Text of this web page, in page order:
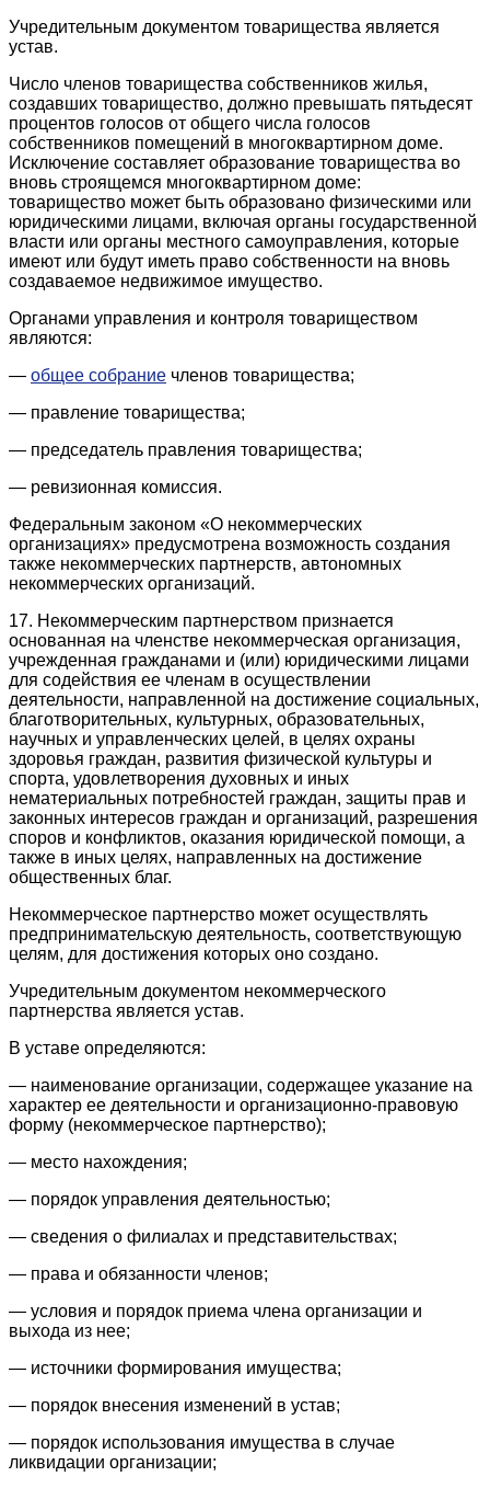
Учредительным документом товарищества является
устав.
Число членов товарищества собственников жилья,
создавших товарищество, должно превышать пятьдесят
процентов голосов от общего числа голосов
собственников помещений в многоквартирном доме.
Исключение составляет образование товарищества во
вновь строящемся многоквартирном доме:
товарищество может быть образовано физическими или
юридическими лицами, включая органы государственной
власти или органы местного самоуправления, которые
имеют или будут иметь право собственности на вновь
создаваемое недвижимое имущество.
Органами управления и контроля товариществом
являются:
— общее собрание членов товарищества;
— правление товарищества;
— председатель правления товарищества;
— ревизионная комиссия.
Федеральным законом «О некоммерческих
организациях» предусмотрена возможность создания
также некоммерческих партнерств, автономных
некоммерческих организаций.
17. Некоммерческим партнерством признается
основанная на членстве некоммерческая организация,
учрежденная гражданами и (или) юридическими лицами
для содействия ее членам в осуществлении
деятельности, направленной на достижение социальных,
благотворительных, культурных, образовательных,
научных и управленческих целей, в целях охраны
здоровья граждан, развития физической культуры и
спорта, удовлетворения духовных и иных
нематериальных потребностей граждан, защиты прав и
законных интересов граждан и организаций, разрешения
споров и конфликтов, оказания юридической помощи, а
также в иных целях, направленных на достижение
общественных благ.
Некоммерческое партнерство может осуществлять
предпринимательскую деятельность, соответствующую
целям, для достижения которых оно создано.
Учредительным документом некоммерческого
партнерства является устав.
В уставе определяются:
— наименование организации, содержащее указание на
характер ее деятельности и организационно-правовую
форму (некоммерческое партнерство);
— место нахождения;
— порядок управления деятельностью;
— сведения о филиалах и представительствах;
— права и обязанности членов;
— условия и порядок приема члена организации и
выхода из нее;
— источники формирования имущества;
— порядок внесения изменений в устав;
— порядок использования имущества в случае
ликвидации организации;